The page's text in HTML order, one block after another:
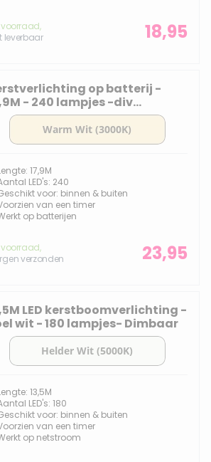
voorraad,
leverbaar
18,95
op batterij -
- 240 lampjes -div
17,9M
LED's: 240
voor: binnen & buiten
van een timer
op batterijen
voorraad,
verzonden
23,95
LED kerstboomverlichting -
wit - 180 lampjes- Dimbaar
13,5M
LED's: 180
voor: binnen & buiten
van een timer
op netstroom